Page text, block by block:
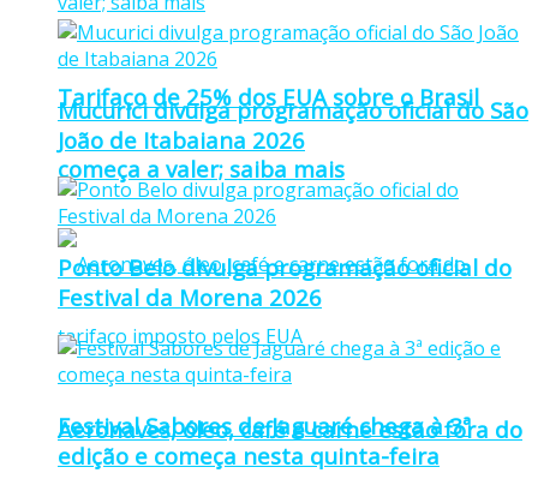
Tarifaço de 25% dos EUA sobre o Brasil
começa a valer; saiba mais
Aeronaves, óleo, café e carne estão fora do
Mucurici divulga programação oficial do São
João de Itabaiana 2026
Ponto Belo divulga programação oficial do
Festival da Morena 2026
Festival Sabores de Jaguaré chega à 3ª
edição e começa nesta quinta-feira